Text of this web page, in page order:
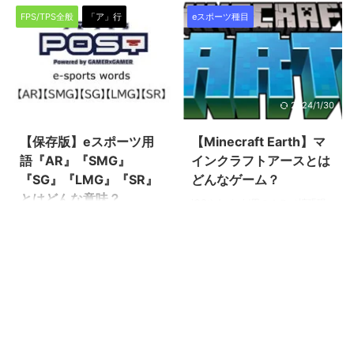
FPS/TPS全般 「ア」行
【保存版】eスポーツ用
語『AR』『SMG』
『SG』『LMG』『SR』
とはどんな意味？
eスポーツ種目
2024/1/30
【Minecraft Earth】マ
インクラフトアースとは
どんなゲーム？